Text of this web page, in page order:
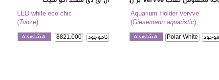
Aquarium Holder Vervve
(Giesemann aquaristic)
Polar White مشاهده
LED white eco chic
(Tunze)
ناموجود 8821.000 مشاهده